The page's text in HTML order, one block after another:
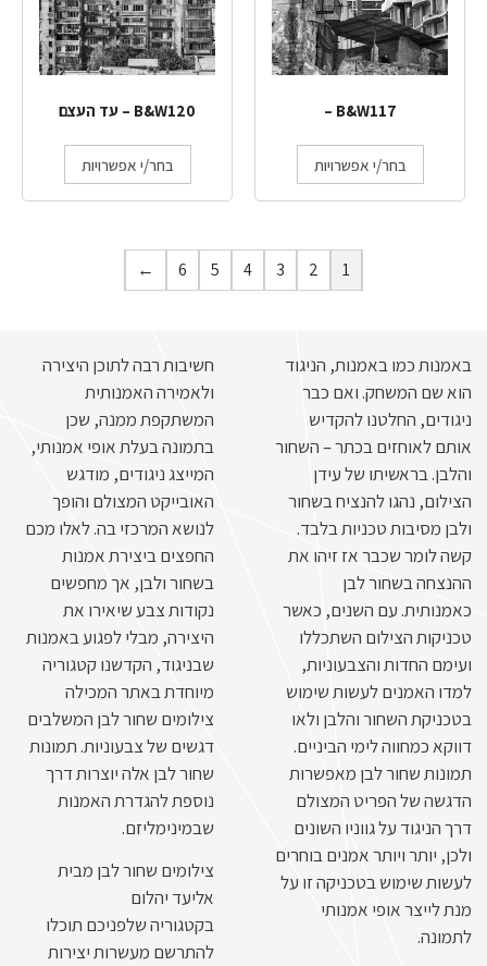
B&W117 –
בחר/י אפשרויות
B&W120 – עד העצם
בחר/י אפשרויות
1
2
3
4
5
6
←
באמנות כמו באמנות, הניגוד
הוא שם המשחק. ואם כבר
ניגודים, החלטנו להקדיש
אותם לאוחזים בכתר – השחור
והלבן. בראשיתו של עידן
הצילום, נהגו להנציח בשחור
ולבן מסיבות טכניות בלבד.
קשה לומר שכבר אז זיהו את
ההנצחה בשחור לבן
כאמנותית. עם השנים, כאשר
טכניקות הצילום השתכללו
ועימם החדות והצבעוניות,
למדו האמנים לעשות שימוש
בטכניקת השחור והלבן ולאו
דווקא כמחווה לימי הביניים.
תמונות שחור לבן מאפשרות
הדגשה של הפריט המצולם
דרך הניגוד על גווניו השונים
ולכן, יותר ויותר אמנים בוחרים
לעשות שימוש בטכניקה זו על
מנת לייצר אופי אמנותי
לתמונה.
חשיבות רבה לתוכן היצירה
ולאמירה האמנותית
המשתקפת ממנה, שכן
בתמונה בעלת אופי אמנותי,
המייצג ניגודים, מודגש
האובייקט המצולם והופך
לנושא המרכזי בה. לאלו מכם
החפצים ביצירת אמנות
בשחור ולבן, אך מחפשים
נקודות צבע שיאירו את
היצירה, מבלי לפגוע באמנות
שבניגוד, הקדשנו קטגוריה
מיוחדת באתר המכילה
צילומים שחור לבן המשלבים
דגשים של צבעוניות. תמונות
שחור לבן אלה יוצרות דרך
נוספת להגדרת האמנות
שבמינימליזם.
צילומים שחור לבן מבית
אליעד יהלום
בקטגוריה שלפניכם תוכלו
להתרשם מעשרות יצירות